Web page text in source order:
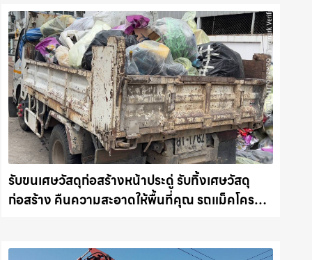
รับขนเศษวัสดุก่อสร้างหน้าประดู่ รับทิ้งเศษวัสดุ
ก่อสร้าง คืนความสะอาดให้พื้นที่คุณ รถแม็คโคร